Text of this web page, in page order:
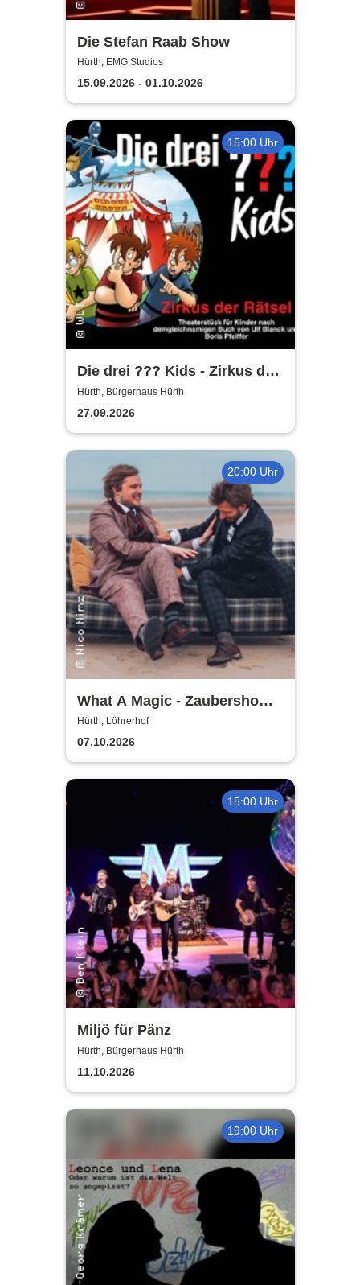
Die Stefan Raab Show
Hürth, EMG Studios
15.09.2026 - 01.10.2026
15:00 Uhr
Die drei ??? Kids - Zirkus der
Rätsel | Bürgerhaus Hürth
Hürth, Bürgerhaus Hürth
27.09.2026
20:00 Uhr
What A Magic - Zaubershow
mit Toby Rudolph und Nico
Nimz
Hürth, Löhrerhof
07.10.2026
15:00 Uhr
Miljö für Pänz
Hürth, Bürgerhaus Hürth
11.10.2026
19:00 Uhr